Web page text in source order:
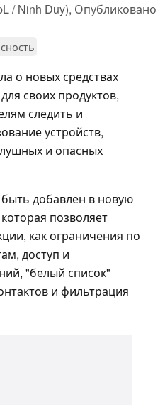
/ Ninh Duy), Опубликовано
о новых средствах
своих продуктов,
следить и
устройств,
и опасных
добавлен в новую
позволяет
как ограничения по
доступ и
"белый список"
и фильтрация